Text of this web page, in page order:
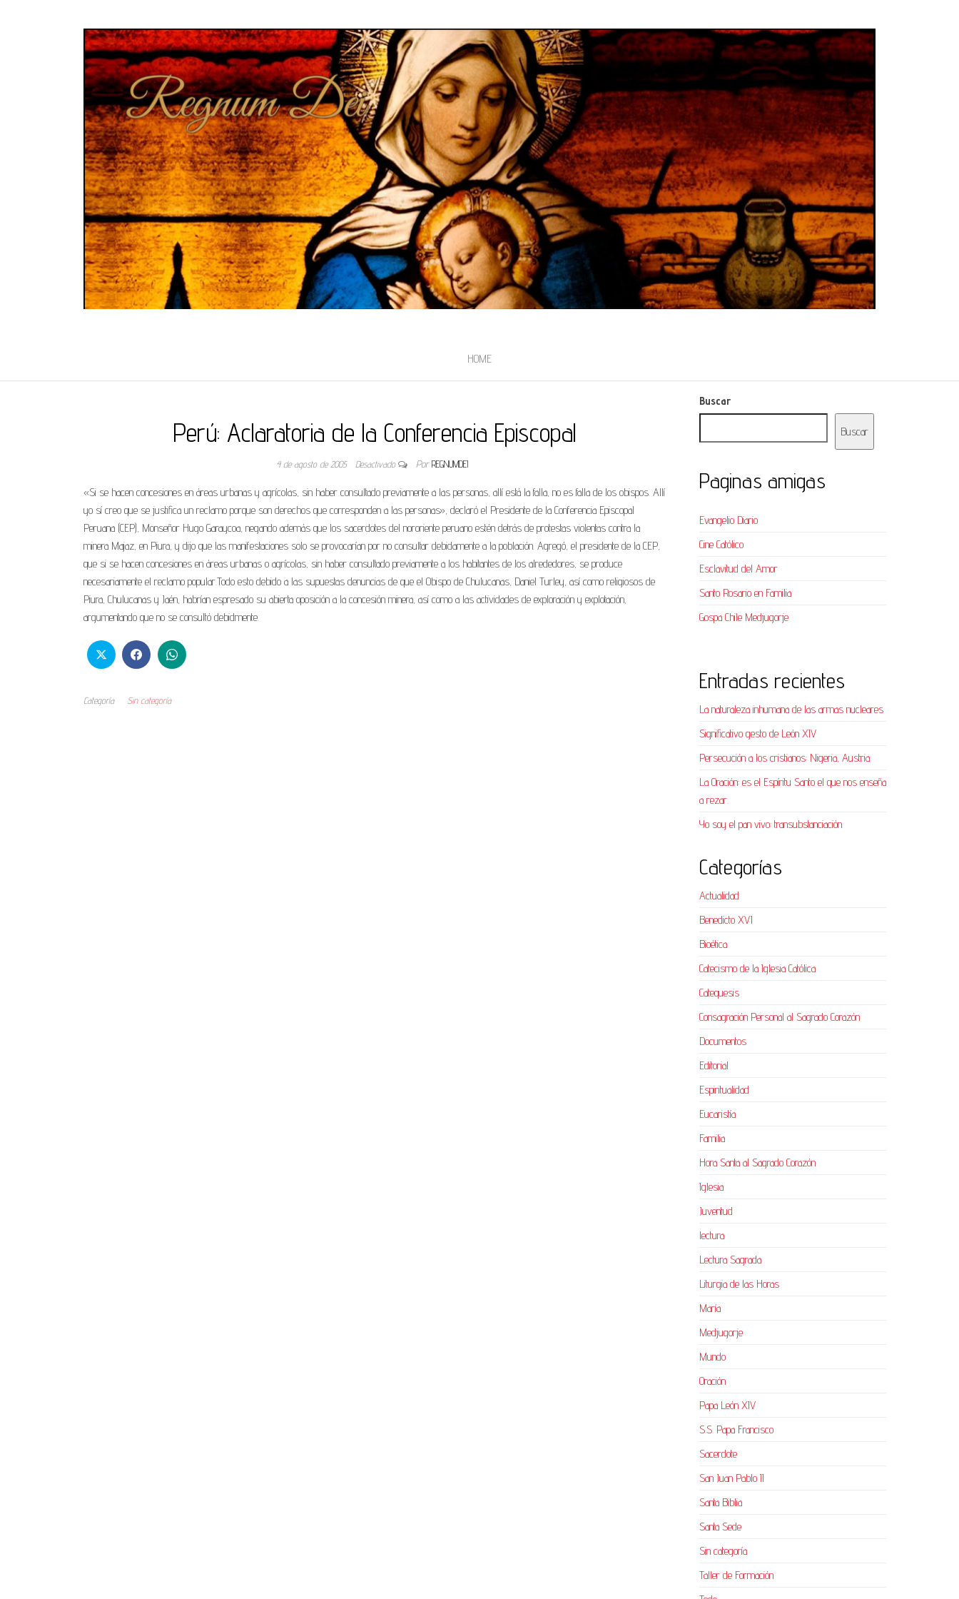
HOME
Perú: Aclaratoria de la Conferencia Episcopal
4 de agosto de 2005 Desactivado Por REGNUMDEI
«Si se hacen concesiones en áreas urbanas y agrícolas, sin haber consultado previamente a las personas, allí está la falla, no es falla de los obispos. Allí
yo sí creo que se justifica un reclamo porque son derechos que corresponden a las personas», declaró el Presidente de la Conferencia Episcopal
Peruana (CEP), Monseñor Hugo Garaycoa, negando además que los sacerdotes del nororiente peruano estén detrás de protestas violentas contra la
minera Majaz, en Piura, y dijo que las manifestaciones solo se provocarían por no consultar debidamente a la población. Agregó, el presidente de la CEP,
que si se hacen concesiones en áreas urbanas o agrícolas, sin haber consultado previamente a los habitantes de los alrededores, se produce
necesariamente el reclamo popular.Todo esto debido a las supuestas denuncias de que el Obispo de Chulucanas, Daniel Turley, así como religiosos de
Piura, Chulucanas y Jaén, habrían espresado su abierta oposición a la concesión minera, así como a las actividades de exploración y explotación,
argumentando que no se consultó debidmente.
Categoría Sin categoría
Buscar
Buscar
Paginas amigas
Evangelio Diario
Cine Católico
Esclavitud del Amor
Santo Rosario en Familia
Gospa Chile Medjugorje
Entradas recientes
La naturaleza inhumana de las armas nucleares
Significativo gesto de León XIV
Persecución a los cristianos: Nigeria, Austria
La Oración: es el Espíritu Santo el que nos enseña
a rezar.
Yo soy el pan vivo: transubstanciación
Categorías
Actualidad
Benedicto XVI
Bioética
Catecismo de la Iglesia Católica
Catequesis
Consagración Personal al Sagrado Corazón
Documentos
Editorial
Espiritualidad
Eucaristía
Familia
Hora Santa al Sagrado Corazón
Iglesia
Juventud
lectura
Lectura Sagrada
Liturgia de las Horas
María
Medjugorje
Mundo
Oración
Papa León XIV
S.S. Papa Francisco
Sacerdote
San Juan Pablo II
Santa Biblia
Santa Sede
Sin categoría
Taller de Formación